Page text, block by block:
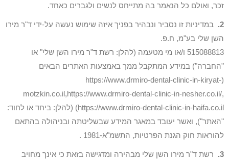
זכר, ואולם כל הנאמר בה מתייחס לנשים ולגברים כאחד.
2.
במדיניות זו נסביר ונבהיר בפניך איזה שימוש נעשה על-ידי ד"ר מירו
השן שלי בע"מ, ח.פ.
515088813 ו/או מי מטעמה (להלן: רשת ד"ר מירו השן שלי" או
"החברה") במידע המתקבל ממך באמצעות האתרים הבאים
(https://www.drmiro-dental-clinic-in-kiryat-
motzkin.co.il,https://www.drmiro-dental-clinic-in-nesher.co.il/,
https://www.drmiro-dental-clinic-in-haifa.co.il) (להלן: ביחד או לחוד:
"האתר"), ואשר יעובד במאגר המידע שבשליטתה ובניהולה בהתאם
להוראות חוק הגנת הפרטיות, התשמ"א-1981 .
3.
רשת ד"ר מירו השן שלי מבהירה ומדגישה בזאת כי אינך מחויב